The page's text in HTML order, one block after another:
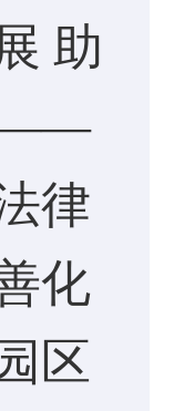
助
——
律
化
区